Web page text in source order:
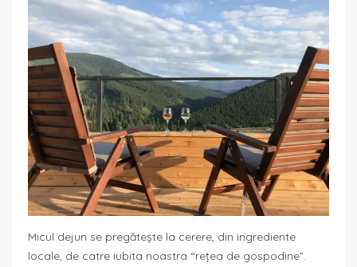
Micul dejun se pregătește la cerere, din ingrediente
locale, de catre iubita noastra “rețea de gospodine”.